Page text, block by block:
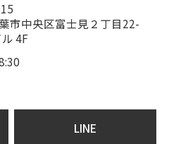
市中央区富士見２丁目22-
4F
LINE